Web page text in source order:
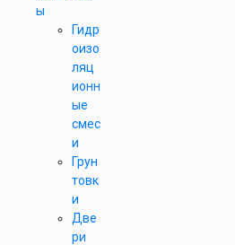
ы
Гидр
оизо
ляц
ионн
ые
смес
и
Грун
товк
и
Две
ри